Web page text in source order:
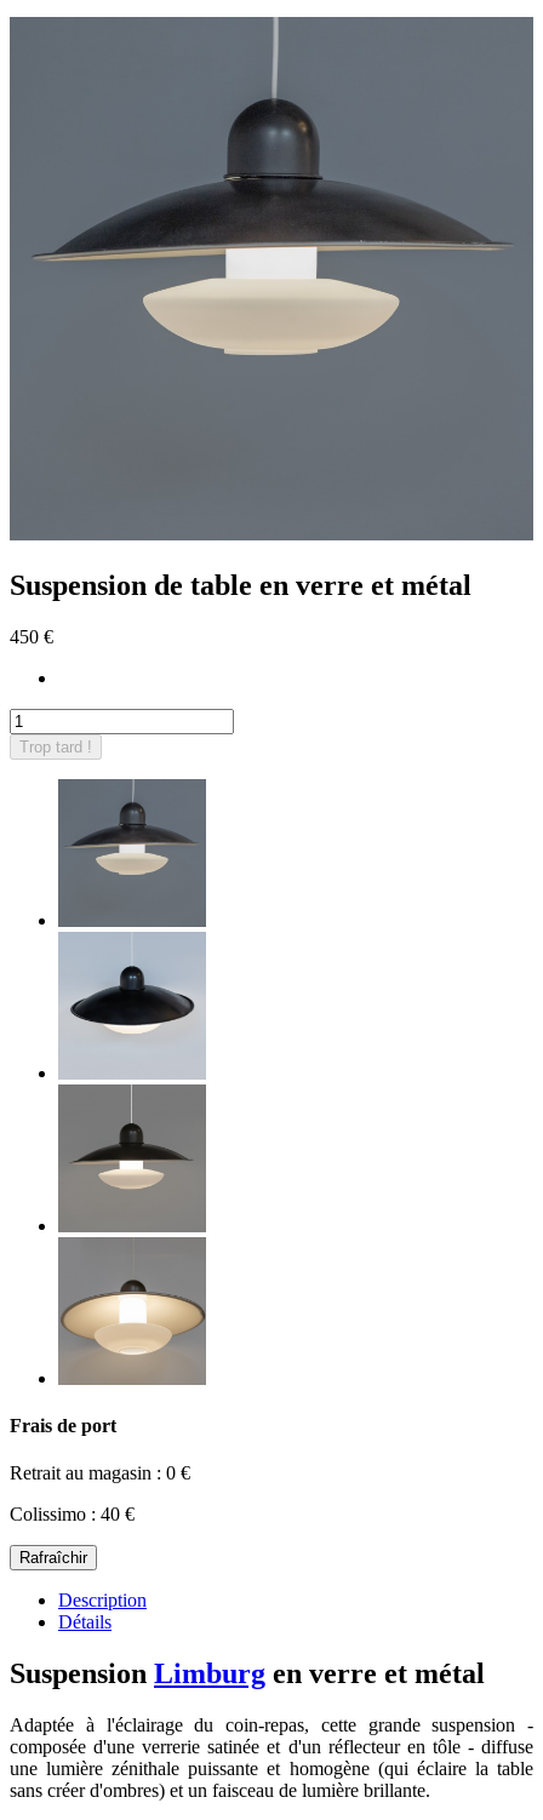
Suspension de table en verre et métal
450 €
Trop tard !
Frais de port
Retrait au magasin : 0 €
Colissimo : 40 €
Description
Détails
Suspension Limburg en verre et métal
Adaptée à l'éclairage du coin-repas, cette grande suspension -
composée d'une verrerie satinée et d'un réflecteur en tôle - diffuse
une lumière zénithale puissante et homogène (qui éclaire la table
sans créer d'ombres) et un faisceau de lumière brillante.